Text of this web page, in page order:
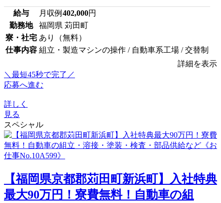
給与 月収例 402,000円
勤務地
福岡県 苅田町
寮・社宅 あり（無料）
仕事内容 組立・製造マシンの操作 / 自動車系工場 / 交替制
詳細を表示
＼最短45秒で完了／
応募へ進む
詳しく
見る
スペシャル
【福岡県京都郡苅田町新浜町】入社特典
最大90万円！寮費無料！自動車の組